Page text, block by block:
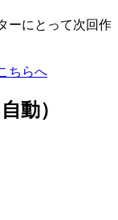
ーにとって次回作
ちらへ
動）